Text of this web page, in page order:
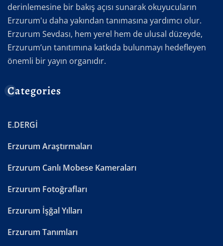
derinlemesine bir bakış açısı sunarak okuyucuların
Erzurum'u daha yakından tanımasına yardımcı olur.
Erzurum Sevdası, hem yerel hem de ulusal düzeyde,
Erzurum’un tanıtımına katkıda bulunmayı hedefleyen
önemli bir yayın organıdır.
Categories
E.DERGİ
Erzurum Araştırmaları
Erzurum Canlı Mobese Kameraları
Erzurum Fotoğrafları
Erzurum İşğal Yılları
Erzurum Tanımları